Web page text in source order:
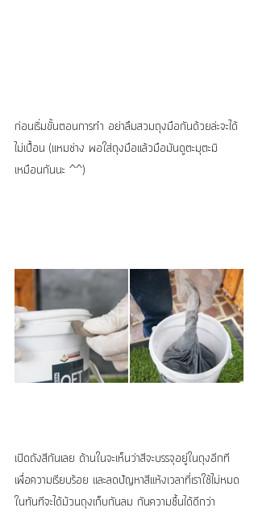
ก่อนเริ่มขั้นตอนการทำ อย่าลืมสวมถุงมือกันด้วยล่ะจะได้
ไม่เปื้อน (แหมช่าง พอใส่ถุงมือแล้วมือมันดูตะมุตะมิ
เหมือนกันนะ ^^)
เปิดถังสีกันเลย ด้านในจะเห็นว่าสีจะบรรจุอยู่ในถุงอีกที
เพื่อความเรียบร้อย และลดปัญหาสีแห้งเวลาที่เราใช้ไม่หมด
ในทันทีจะได้ม้วนถุงเก็บกันลม กันความชื้นได้ดีกว่า